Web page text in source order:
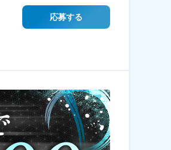
応募する